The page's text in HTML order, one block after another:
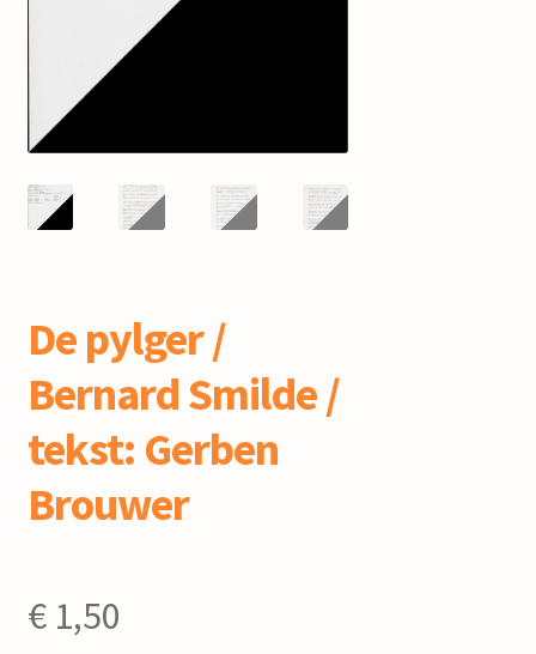
De pylger /
Bernard Smilde /
tekst: Gerben
Brouwer
€1,50